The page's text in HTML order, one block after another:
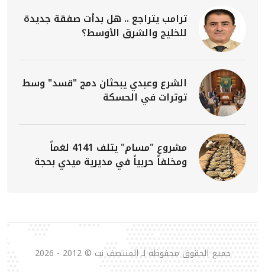
ترامب يتراجع .. هل بدأت صفقة جديدة
للخليج والشرق الأوسط؟
الشرع وعبدي يبحثان دمج "قسد" وسط
توترات في الحسكة
مشروع "مسام" يتلف 4141 لغماً
ومخلفاً حربياً في مديرية ميدي بحجة
جميع الحقوق محفوظة لـ المنتصف نت © 2012 - 2026